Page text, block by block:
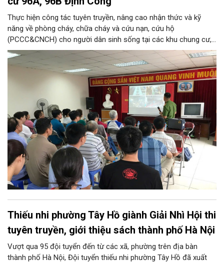
Thực hiện công tác tuyên truyền, nâng cao nhận thức và kỹ
năng về phòng cháy, chữa cháy và cứu nạn, cứu hộ
(PCCC&CNCH) cho người dân sinh sống tại các khu chung cư,
ngày 31/7/2026, Đội Cảnh sát chữa cháy và cứu nạn, cứu hộ
khu vực số 13 - Phòng Cảnh sát PCCC&CNCH, Công an thành
phố Hà Nội đã phối hợp với Ban quản lý hai tòa nhà chung cư
96A và 96B Định Công (phường Phương Liệt, thành phố Hà Nội)
tổ chức buổi tuyên truyền, phổ biến kiến thức và kỹ năng về
PCCC&CNCH.
Thiếu nhi phường Tây Hồ giành Giải Nhì Hội thi
tuyên truyền, giới thiệu sách thành phố Hà Nội
Vượt qua 95 đội tuyển đến từ các xã, phường trên địa bàn
thành phố Hà Nội, Đội tuyển thiếu nhi phường Tây Hồ đã xuất